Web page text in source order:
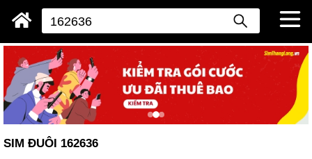
SIM ĐUÔI 162636